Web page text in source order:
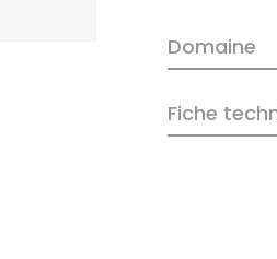
Domaine
Fiche